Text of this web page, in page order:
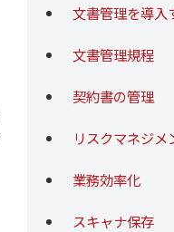
文書管理を導入
文書管理規程
契約書の管理
リスクマネジメ
業務効率化
スキャナ保存